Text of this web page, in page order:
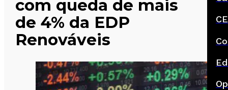
com queda de mais
de 4% da EDP
Renováveis